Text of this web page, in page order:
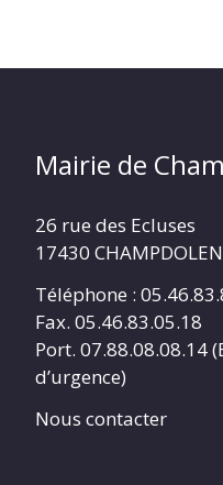
Mairie de
26 rue des Ecluses
17430
Téléphone :
Fax. 05.46.83.05.18
Port. 07.88.08.08.14
d’urgence)
Nous contacter